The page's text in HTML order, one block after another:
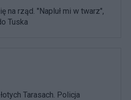
na rząd. "Napluł mi w twarz",
Tuska
Tarasach. Policja